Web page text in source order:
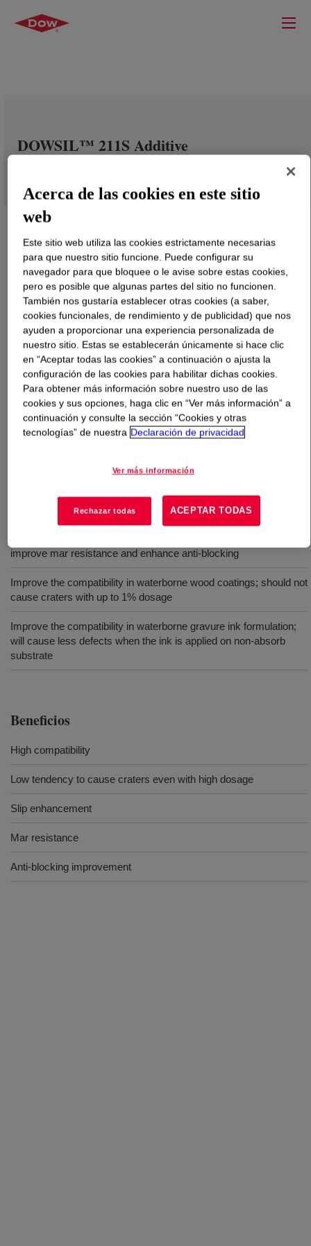
DOWSIL™ 211S Additive
Qué esDOWSIL™ 211S Additive?
Ultra-high molecular weight silicone dispersion in water,
suitable to be used in waterborne wood coatings and
gravure ink or the applications where high compatibility
is required. Has been successfully applied in waterborne
improve mar resistance and enhance anti-blocking
Improve the compatibility in waterborne wood coatings; should not
cause craters with up to 1% dosage
Improve the compatibility in waterborne gravure ink formulation;
will cause less defects when the ink is applied on non-absorb
substrate
Beneficios
High compatibility
Low tendency to cause craters even with high dosage
Slip enhancement
Mar resistance
Anti-blocking improvement
Acerca de las cookies en este sitio
web
Este sitio web utiliza las cookies estrictamente necesarias
para que nuestro sitio funcione. Puede configurar su
navegador para que bloquee o le avise sobre estas cookies,
pero es posible que algunas partes del sitio no funcionen.
También nos gustaría establecer otras cookies (a saber,
cookies funcionales, de rendimiento y de publicidad) que nos
ayuden a proporcionar una experiencia personalizada de
nuestro sitio. Estas se establecerán únicamente si hace clic
en “Aceptar todas las cookies” a continuación o ajusta la
configuración de las cookies para habilitar dichas cookies.
Para obtener más información sobre nuestro uso de las
cookies y sus opciones, haga clic en “Ver más información” a
continuación y consulte la sección “Cookies y otras
tecnologías” de nuestra Declaración de privacidad
Ver más información
Rechazar todas ACEPTAR TODAS